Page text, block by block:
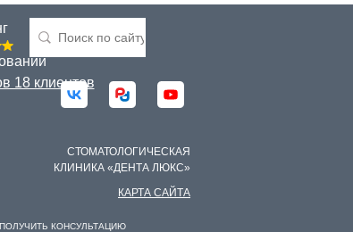
18 клиентов
СТОМАТОЛОГИЧЕСКАЯ
КЛИНИКА «ДЕНТА ЛЮКС»
КАРТА САЙТА
КОНСУЛЬТАЦИЮ